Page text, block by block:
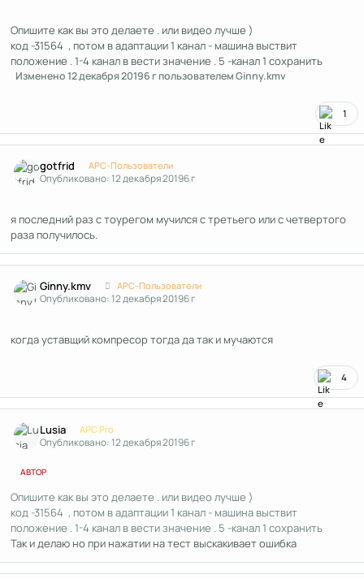
Опишите как вы это делаете . или видео лучше )
код -31564 , потом в адаптации 1 канал - машина выствит
положение . 1-4 канал в вести значение . 5 -канал 1 сохранить
Изменено12 декабря 20196 гпользователем Ginny.kmv
1
gotfrid APC-Пользователи
Опубликовано:12 декабря 20196 г
я последний раз с тоурегом мучился с третьего или с четвертого
раза получилось.
Ginny.kmv APC-Пользователи
Опубликовано:12 декабря 20196 г
когда уставщий компресор тогда да так и мучаются
4
Lusia APC Pro
Опубликовано:12 декабря 20196 г
АВТОР
Опишите как вы это делаете . или видео лучше )
код -31564 , потом в адаптации 1 канал - машина выствит
положение . 1-4 канал в вести значение . 5 -канал 1 сохранить
Так и делаю но при нажатии на тест выскакивает ошибка